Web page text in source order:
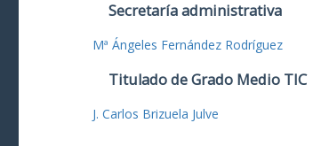
Secretaría administrativa
Mª Ángeles Fernández Rodríguez
Titulado de Grado Medio TIC
J. Carlos Brizuela Julve